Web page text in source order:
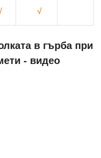
√
в гърба при
- видео